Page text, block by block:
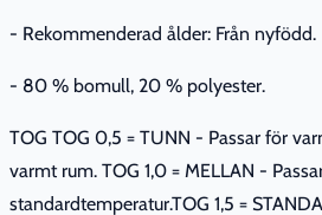
- Rekommenderad ålder: Från nyfödd.
- 80 % bomull, 20 % polyester.
TOG TOG 0,5 = TUNN - Passar för
varmt rum. TOG 1,0 = MELLAN -
standardtemperatur.TOG 1,5 =